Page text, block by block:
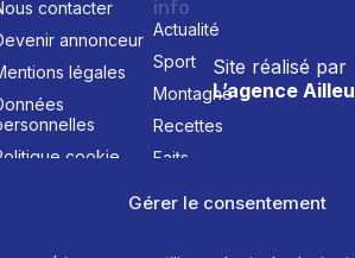
Gérer le consentement
Site réalisé par
L’agence
contacter
annonceur
légales
cookie
info
Actualité
Sport
Montagne
Recettes
Faits
Événements